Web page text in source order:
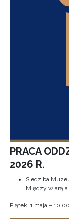
PRACA
2026 R.
Siedziba
Między wiarą a
Piątek, 1 maja –